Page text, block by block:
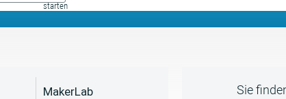
MakerLab
Sie